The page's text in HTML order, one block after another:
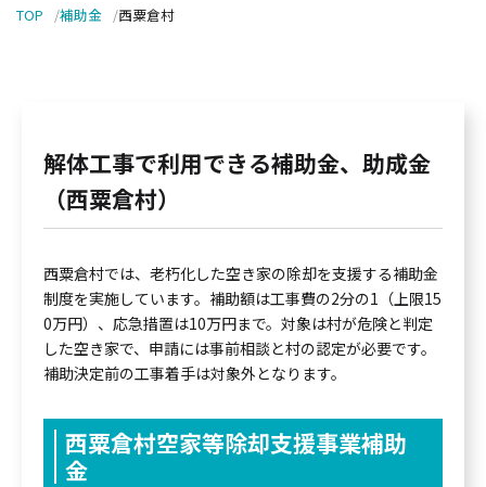
TOP 補助金 西粟倉村
解体工事で利用できる補助金、助成金
（西粟倉村）
西粟倉村では、老朽化した空き家の除却を支援する補助金
制度を実施しています。補助額は工事費の2分の1（上限15
0万円）、応急措置は10万円まで。対象は村が危険と判定
した空き家で、申請には事前相談と村の認定が必要です。
補助決定前の工事着手は対象外となります。
西粟倉村空家等除却支援事業補助
金